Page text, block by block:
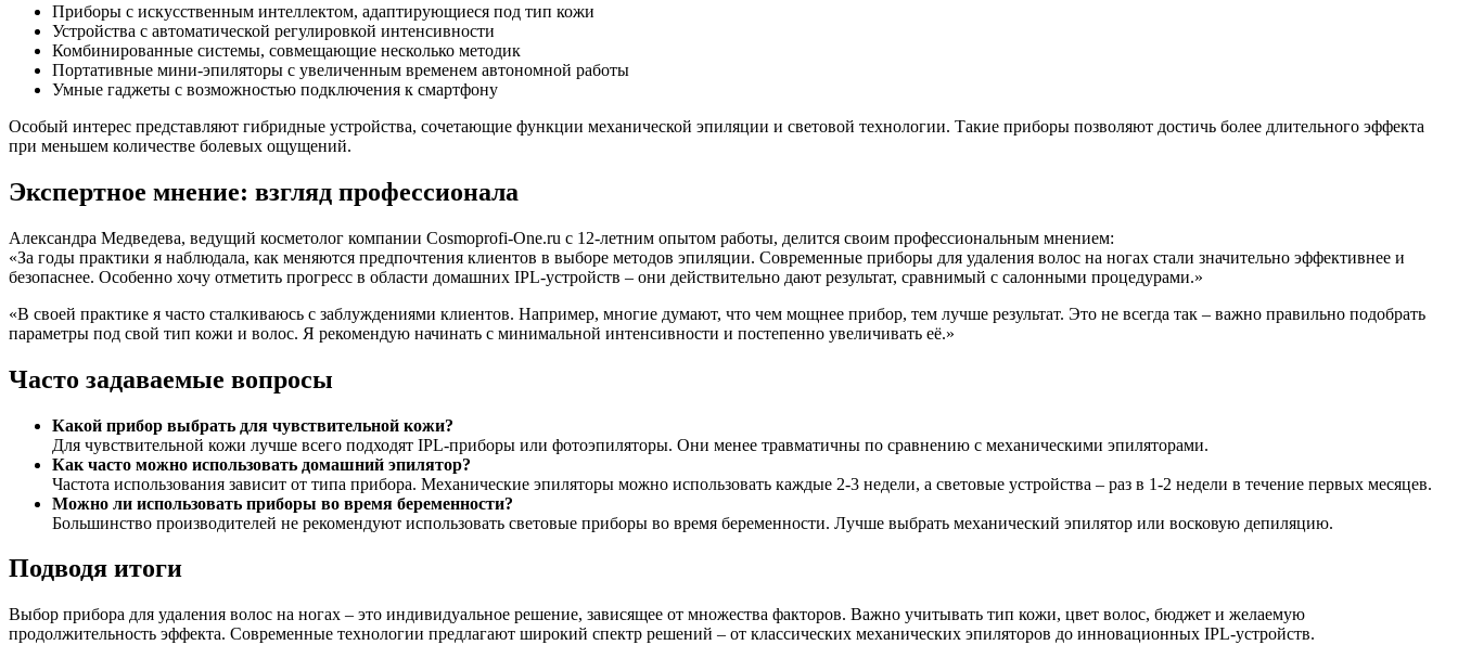
Приборы с искусственным интеллектом, адаптирующиеся под тип кожи
Устройства с автоматической регулировкой интенсивности
Комбинированные системы, совмещающие несколько методик
Портативные мини-эпиляторы с увеличенным временем автономной работы
Умные гаджеты с возможностью подключения к смартфону
Особый интерес представляют гибридные устройства, сочетающие функции механической эпиляции и световой технологии. Такие приборы позволяют достичь более длительного эффекта
при меньшем количестве болевых ощущений.
Экспертное мнение: взгляд профессионала
Александра Медведева, ведущий косметолог компании Cosmoprofi-One.ru с 12-летним опытом работы, делится своим профессиональным мнением:
«За годы практики я наблюдала, как меняются предпочтения клиентов в выборе методов эпиляции. Современные приборы для удаления волос на ногах стали значительно эффективнее и
безопаснее. Особенно хочу отметить прогресс в области домашних IPL-устройств – они действительно дают результат, сравнимый с салонными процедурами.»
«В своей практике я часто сталкиваюсь с заблуждениями клиентов. Например, многие думают, что чем мощнее прибор, тем лучше результат. Это не всегда так – важно правильно подобрать
параметры под свой тип кожи и волос. Я рекомендую начинать с минимальной интенсивности и постепенно увеличивать её.»
Часто задаваемые вопросы
Какой прибор выбрать для чувствительной кожи?
Для чувствительной кожи лучше всего подходят IPL-приборы или фотоэпиляторы. Они менее травматичны по сравнению с механическими эпиляторами.
Как часто можно использовать домашний эпилятор?
Частота использования зависит от типа прибора. Механические эпиляторы можно использовать каждые 2-3 недели, а световые устройства – раз в 1-2 недели в течение первых месяцев.
Можно ли использовать приборы во время беременности?
Большинство производителей не рекомендуют использовать световые приборы во время беременности. Лучше выбрать механический эпилятор или восковую депиляцию.
Подводя итоги
Выбор прибора для удаления волос на ногах – это индивидуальное решение, зависящее от множества факторов. Важно учитывать тип кожи, цвет волос, бюджет и желаемую
продолжительность эффекта. Современные технологии предлагают широкий спектр решений – от классических механических эпиляторов до инновационных IPL-устройств.